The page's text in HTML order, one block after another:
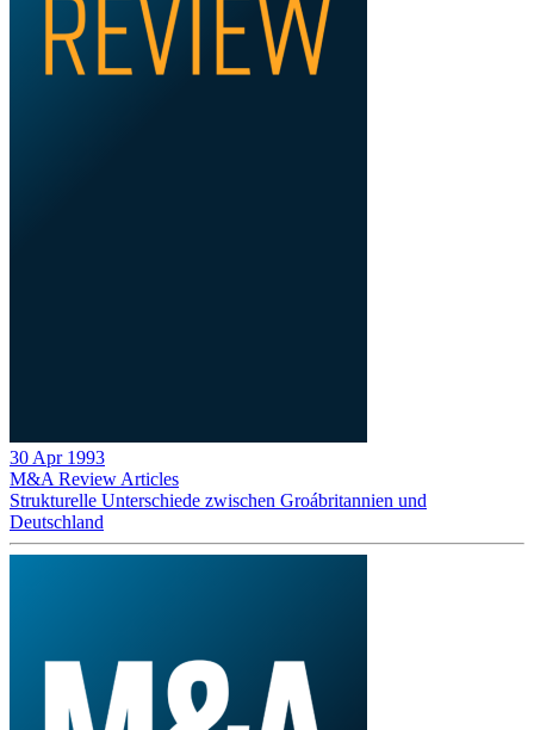
30 Apr 1993
M&A Review Articles
Strukturelle Unterschiede zwischen Groábritannien und
Deutschland